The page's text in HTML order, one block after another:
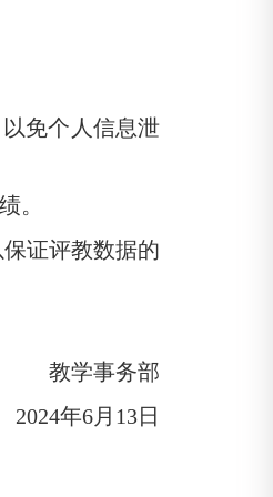
免个人信息泄
。
证评教数据的
教学事务部
2024年6月13日